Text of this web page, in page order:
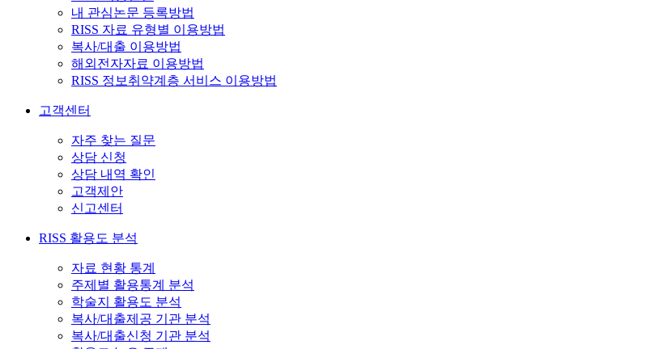
내 관심논문 등록방법
RISS 자료 유형별 이용방법
복사/대출 이용방법
해외전자자료 이용방법
RISS 정보취약계층 서비스 이용방법
고객센터
자주 찾는 질문
상담 신청
상담 내역 확인
고객제안
신고센터
RISS 활용도 분석
자료 현황 통계
주제별 활용통계 분석
학술지 활용도 분석
복사/대출제공 기관 분석
복사/대출신청 기관 분석